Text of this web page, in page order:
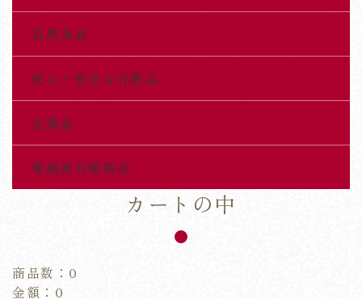
自然食品
安心・安全な化粧品
全商品
電磁波対策製品
カートの中
商品数：0
金額：0